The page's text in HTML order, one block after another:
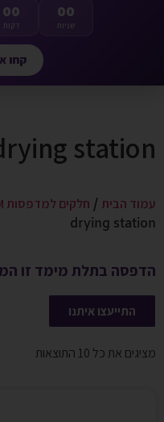
00
דקות
00
שניות
קחו
station
עמוד הבית / חלקים למדפסות FDM של-FLASHFORGE
drying station
הדפסה בתלת מימד זו
התייעצו איתנו
מציגים את כל ⁦10⁩ התוצאות